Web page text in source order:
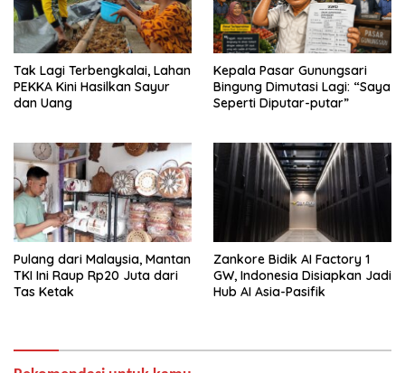
Tak Lagi Terbengkalai, Lahan
PEKKA Kini Hasilkan Sayur
dan Uang
Kepala Pasar Gunungsari
Bingung Dimutasi Lagi: “Saya
Seperti Diputar-putar”
Pulang dari Malaysia, Mantan
TKI Ini Raup Rp20 Juta dari
Tas Ketak
Zankore Bidik AI Factory 1
GW, Indonesia Disiapkan Jadi
Hub AI Asia-Pasifik